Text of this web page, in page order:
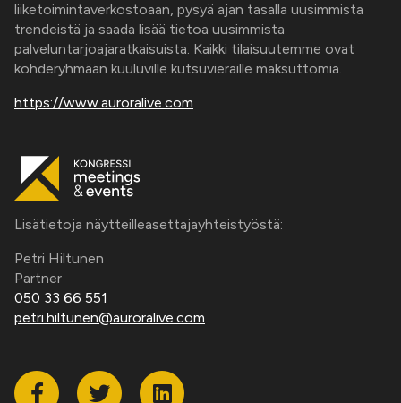
liiketoimintaverkostoaan, pysyä ajan tasalla uusimmista
trendeistä ja saada lisää tietoa uusimmista
palveluntarjoajaratkaisuista. Kaikki tilaisuutemme ovat
kohderyhmään kuuluville kutsuvieraille maksuttomia.
https://www.auroralive.com
Lisätietoja näytteilleasettajayhteistyöstä:
Petri Hiltunen
Partner
050 33 66 551
petri.hiltunen@auroralive.com
Facebook Twitter